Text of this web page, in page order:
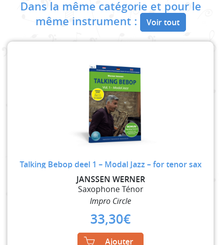
Dans la même catégorie et pour le
même instrument :
Voir tout
Talking Bebop deel 1 – Modal Jazz – for tenor sax
JANSSEN WERNER
Saxophone Ténor
Impro Circle
33,30€
Ajouter